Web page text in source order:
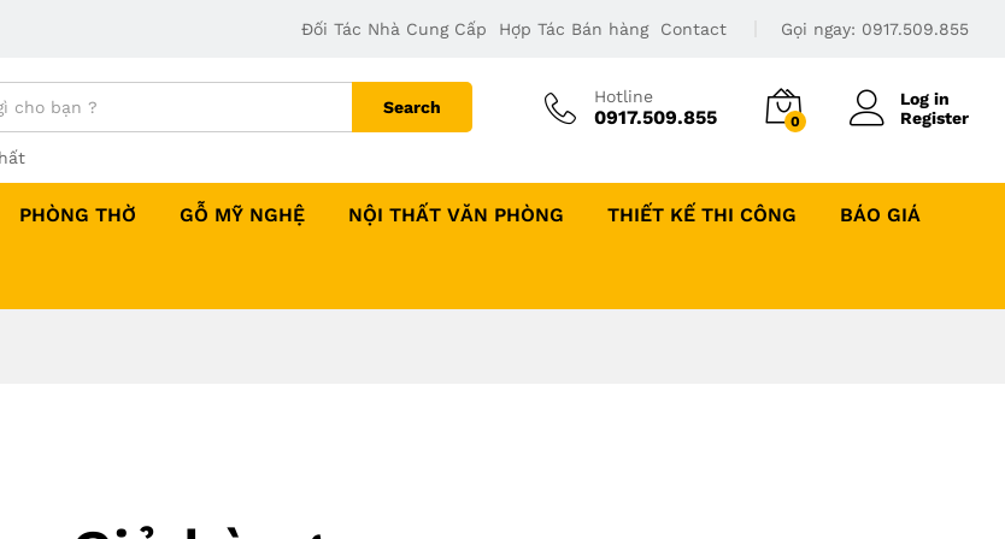
Đối Tác Nhà Cung Cấp Hợp Tác Bán hàng Contact Gọi ngay: 0917.509.855
Search
Hotline
0917.509.855 0
Log in
Register
PHÒNG THỜ GỖ MỸ NGHỆ NỘI THẤT VĂN PHÒNG THIẾT KẾ THI CÔNG BÁO GIÁ